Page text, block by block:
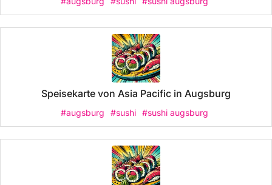
Speisekarte von Asia Pacific in Augsburg
#augsburg #sushi #sushi augsburg